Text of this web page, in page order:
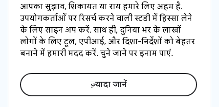
आपका सुझाव, शिकायत या राय हमारे लिए अहम है.
उपयोगकर्ताओं पर रिसर्च करने वाली स्टडी में हिस्सा लेने
के लिए साइन अप करें. साथ ही, दुनिया भर के लाखों
लोगों के लिए टूल, एपीआई, और दिशा-निर्देशों को बेहतर
बनाने में हमारी मदद करें. चुने जाने पर इनाम पाएं.
ज़्यादा जानें